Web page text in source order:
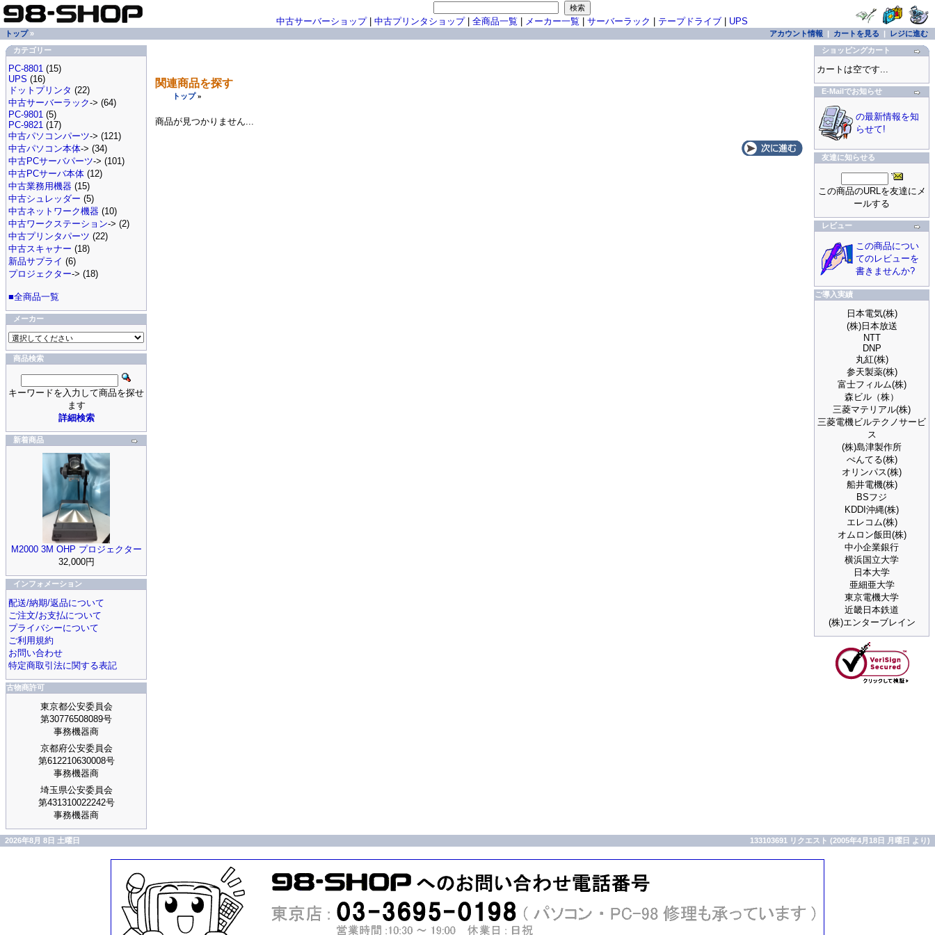
関連商品を探す
トップ»
商品が見つかりません...
中古サーバーショップ| 中古プリンタショップ| 全商品一覧 メーカー一覧 サーバーラック テープドライブ| UPS
トップ» アカウント情報 | カートを見る | レジに進む
カテゴリー
PC-8801 (15)
UPS (16)
ドットプリンタ (22)
中古サーバーラック-> (64)
PC-9801 (5)
PC-9821 (17)
中古パソコンパーツ-> (121)
中古パソコン本体-> (34)
中古PCサーバパーツ-> (101)
中古PCサーバ本体 (12)
中古業務用機器 (15)
中古シュレッダー (5)
中古ネットワーク機器 (10)
中古ワークステーション-> (2)
中古プリンタパーツ (22)
中古スキャナー (18)
新品サプライ (6)
プロジェクター-> (18)
■全商品一覧
メーカー
商品検索
キーワードを入力して商品を探せ
ます
詳細検索
新着商品
M2000 3M OHP プロジェクター
32,000円
インフォメーション
配送/納期/返品について
ご注文/お支払について
プライバシーについて
ご利用規約
お問い合わせ
特定商取引法に関する表記
古物商許可
東京都公安委員会
第30776508089号
事務機器商
京都府公安委員会
第612210630008号
事務機器商
埼玉県公安委員会
第431310022242号
事務機器商
ショッピングカート
カートは空です...
E-Mailでお知らせ
の最新情報を知
らせて!
友達に知らせる
この商品のURLを友達にメ
ールする
レビュー
この商品につい
てのレビューを
書きませんか?
ご導入実績
日本電気(株)
(株)日本放送
NTT
DNP
丸紅(株)
参天製薬(株)
富士フィルム(株)
森ビル（株）
三菱マテリアル(株)
三菱電機ビルテクノサービ
ス
(株)島津製作所
ぺんてる(株)
オリンパス(株)
船井電機(株)
BSフジ
KDDI沖縄(株)
エレコム(株)
オムロン飯田(株)
中小企業銀行
横浜国立大学
日本大学
亜細亜大学
東京電機大学
近畿日本鉄道
(株)エンターブレイン
2026年8月 8日 土曜日 133103691 リクエスト (2005年4月18日 月曜日 より)